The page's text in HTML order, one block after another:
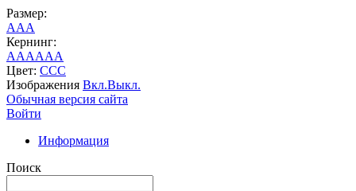
Размер:
AAA
Кернинг:
AAAAAA
Цвет: CCC
Изображения Вкл.Выкл.
Обычная версия сайта
Войти
Информация
Поиск